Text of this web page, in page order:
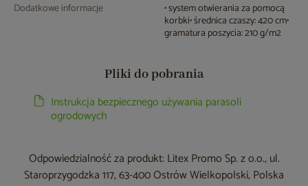
Dodatkowe informacje • system otwierania za pomocą
korbki• średnica czaszy: 420 cm•
gramatura poszycia: 210 g/m2
Pliki do pobrania
Instrukcja bezpiecznego używania parasoli
ogrodowych
Odpowiedzialność za produkt: Litex Promo Sp. z o.o., ul.
Staroprzygodzka 117, 63-400 Ostrów Wielkopolski, Polska